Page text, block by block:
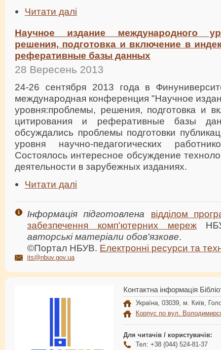
Читати далі
Научное издание международного
решения, подготовка и включение в
реферативные базы данных
28 Вересень 2013
24-26 сентября 2013 года в
международная конференция "Научное
уровня:проблемы, решения, подготовка и
цитирования и реферативные базы
обсуждались проблемы подготовки
уровня научно-педагогических
Состоялось интересное обсуждение
деятельности в зарубежных изданиях.
Читати далі
Інформація підготовлена
відділом
забезпечення комп'ютерних мереж
авторські матеріали обов'язкове.
©Портал НБУВ. Електронні ресурси та
its@nbuv.gov.ua
Контактна інформація
Україна, 03039, м. Київ,
Корпус по вул.
Для читачів / користувачів:
Тел: +38 (044) 524-81-37